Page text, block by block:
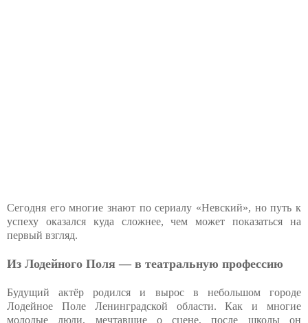
Сегодня его многие знают по сериалу «Невский», но путь к
успеху оказался куда сложнее, чем может показаться на
первый взгляд.
Из Лодейного Поля — в театральную профессию
Будущий актёр родился и вырос в небольшом городе
Лодейное Поле Ленинградской области. Как и многие
молодые люди, мечтавшие о сцене, после школы он